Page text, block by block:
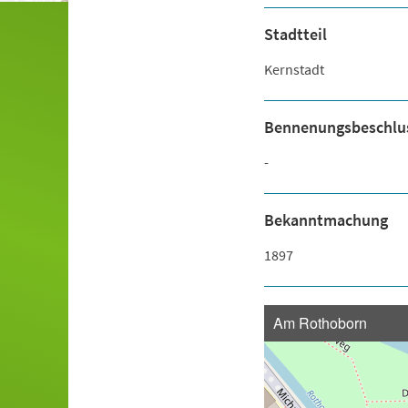
Stadtteil
Kernstadt
-
Bekanntmachung
1897
Am Rothoborn